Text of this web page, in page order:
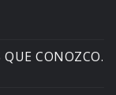
QUE CONOZCO.